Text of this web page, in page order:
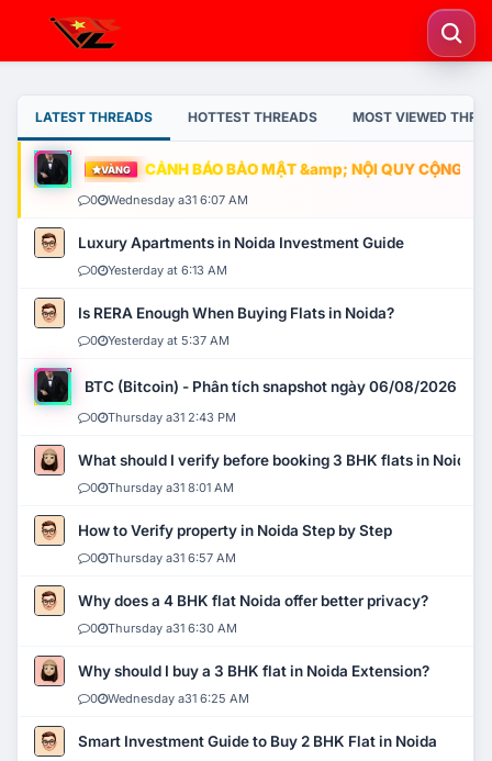
LATEST THREADS HOTTEST THREADS MOST VIEWED
VÀNG CẢNH BÁO BẢO MẬT &amp; NỘI QUY CỘNG
0 Wednesday a31 6:07 AM
Luxury Apartments in Noida Investment Guide
0 Yesterday at 6:13 AM
Is RERA Enough When Buying Flats in Noida?
0 Yesterday at 5:37 AM
BTC (Bitcoin) - Phân tích snapshot ngày 06/08/2026
0 Thursday a31 2:43 PM
What should I verify before booking 3 BHK flats in Noida?
0 Thursday a31 8:01 AM
How to Verify property in Noida Step by Step
0 Thursday a31 6:57 AM
Why does a 4 BHK flat Noida offer better privacy?
0 Thursday a31 6:30 AM
Why should I buy a 3 BHK flat in Noida Extension?
0 Wednesday a31 6:25 AM
Smart Investment Guide to Buy 2 BHK Flat in Noida